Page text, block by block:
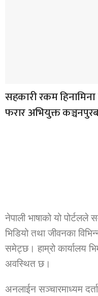
सहकारी रकम हिनामिना
फरार अभियुक्त
नेपाली भाषाको यो पोर्टलले
भिडियो तथा जीवनका
समेट्छ। हाम्रो कार्यालय
अवस्थित छ।
अनलाईन सञ्चारमाध्यम